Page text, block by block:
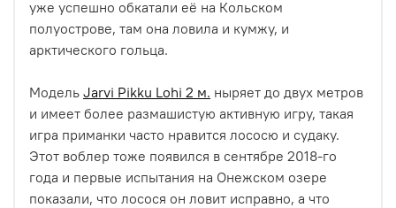
уже успешно обкатали её на Кольском
полуострове, там она ловила и кумжу, и
арктического гольца.
Модель Jarvi Pikku Lohi 2 м. ныряет до двух метров
и имеет более размашистую активную игру, такая
игра приманки часто нравится лососю и судаку.
Этот воблер тоже появился в сентябре 2018-го
года и первые испытания на Онежском озере
показали, что лосося он ловит исправно, а что